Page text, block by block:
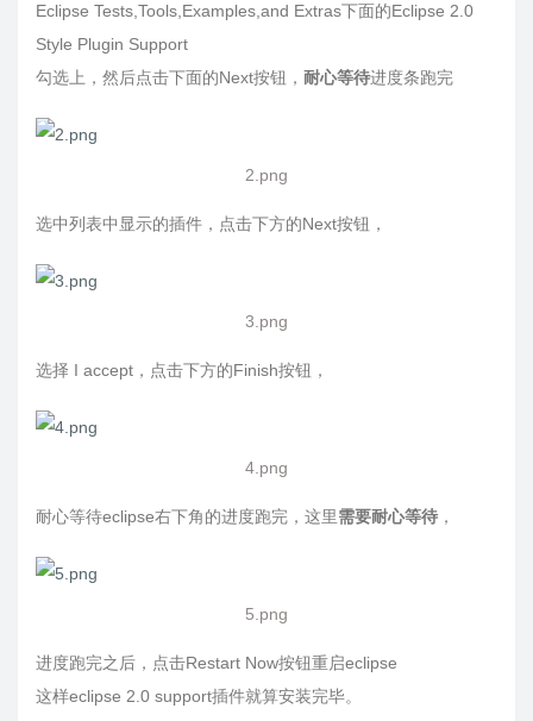
Eclipse Tests,Tools,Examples,and Extras下面的Eclipse 2.0
Style Plugin Support
勾选上，然后点击下面的Next按钮， 耐心等待进度条跑完
2.png
选中列表中显示的插件，点击下方的Next按钮，
3.png
选择 I accept，点击下方的Finish按钮，
4.png
耐心等待eclipse右下角的进度跑完，这里需要耐心等待 ，
5.png
进度跑完之后，点击Restart Now按钮重启eclipse
这样eclipse 2.0 support插件就算安装完毕。